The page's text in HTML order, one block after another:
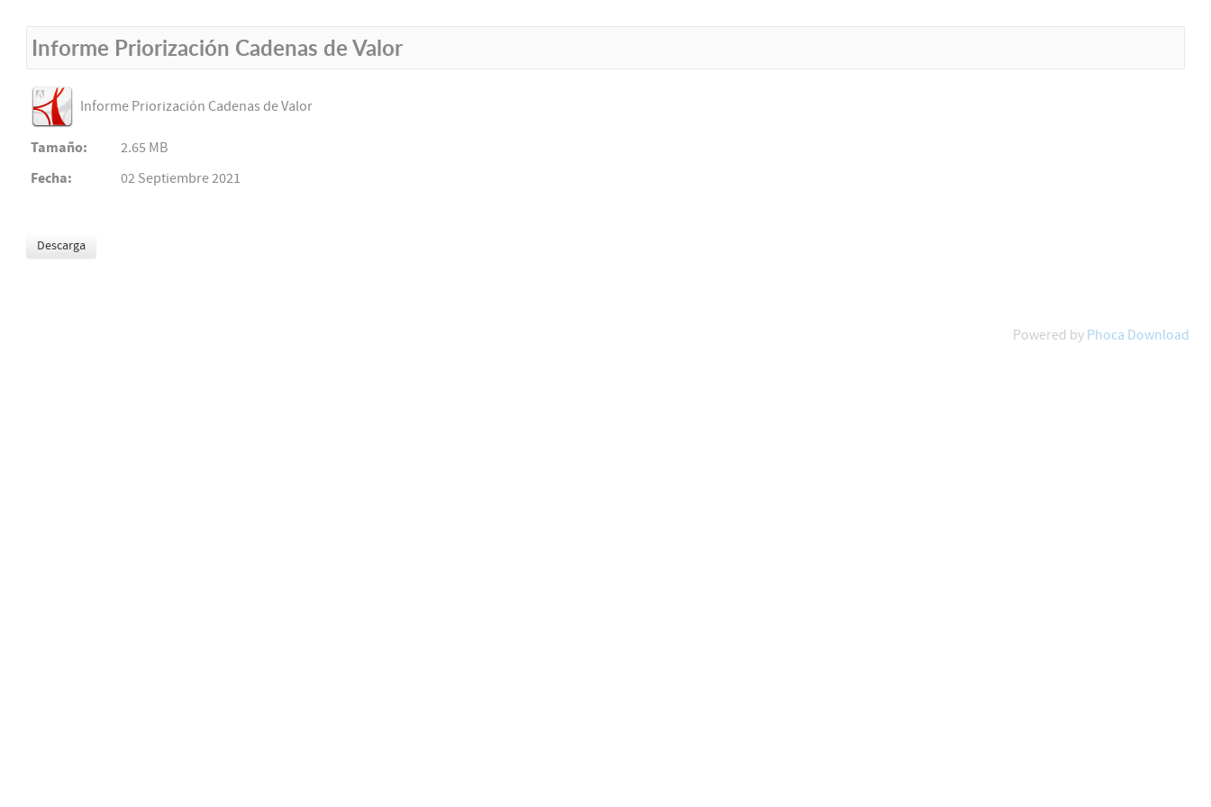
Informe Priorización Cadenas de Valor
Informe Priorización Cadenas de Valor
Tamaño:
2.65 MB
Fecha:
02 Septiembre 2021
Powered by Phoca Download